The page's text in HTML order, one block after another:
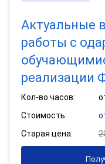
Актуальные
работы с
реализации
Кол-во часов:
Стоимость:
Старая цена: